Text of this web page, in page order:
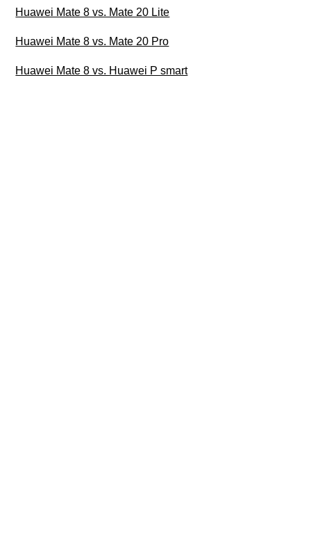
Huawei Mate 8 vs. Mate 20 Lite
Huawei Mate 8 vs. Mate 20 Pro
Huawei Mate 8 vs. Huawei P smart